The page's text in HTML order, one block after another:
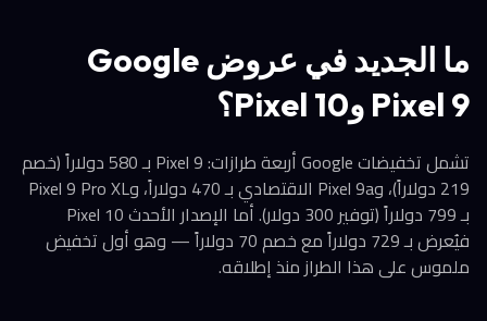
ما الجديد في عروض Google
Pixel 9 وPixel 10؟
تشمل تخفيضات Google أربعة طرازات: Pixel 9 بـ 580 دولاراً (خصم
219 دولاراً)، وPixel 9a الاقتصادي بـ 470 دولاراً، وPixel 9 Pro XL
بـ 799 دولاراً (توفير 300 دولار). أما الإصدار الأحدث Pixel 10
فيُعرض بـ 729 دولاراً مع خصم 70 دولاراً — وهو أول تخفيض
ملموس على هذا الطراز منذ إطلاقه.